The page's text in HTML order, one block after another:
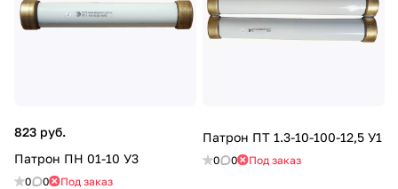
823 руб.
Патрон ПН 01-10 У3
0 0 Под заказ
Патрон ПТ 1.3-10-100-12,5 У1
0 0 Под заказ